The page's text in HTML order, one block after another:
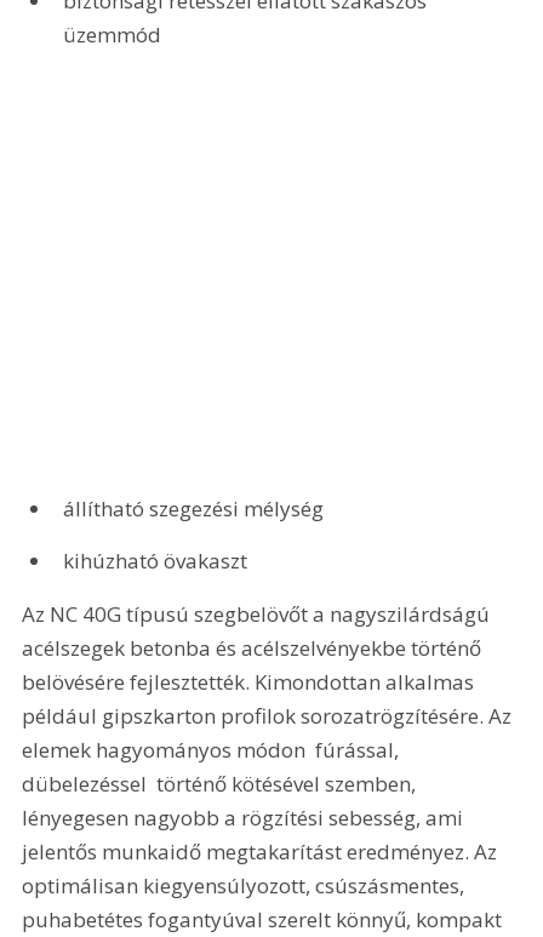
üzemmód
állítható szegezési mélység
kihúzható övakaszt
Az NC 40G típusú szegbelövőt a nagyszilárdságú
acélszegek betonba és acélszelvényekbe történő
belövésére fejlesztették. Kimondottan alkalmas
például gipszkarton profilok sorozatrögzítésére. Az
elemek hagyományos módon  fúrással,
dübelezéssel  történő kötésével szemben,
lényegesen nagyobb a rögzítési sebesség, ami
jelentős munkaidő megtakarítást eredményez. Az
optimálisan kiegyensúlyozott, csúszásmentes,
puhabetétes fogantyúval szerelt könnyű, kompakt